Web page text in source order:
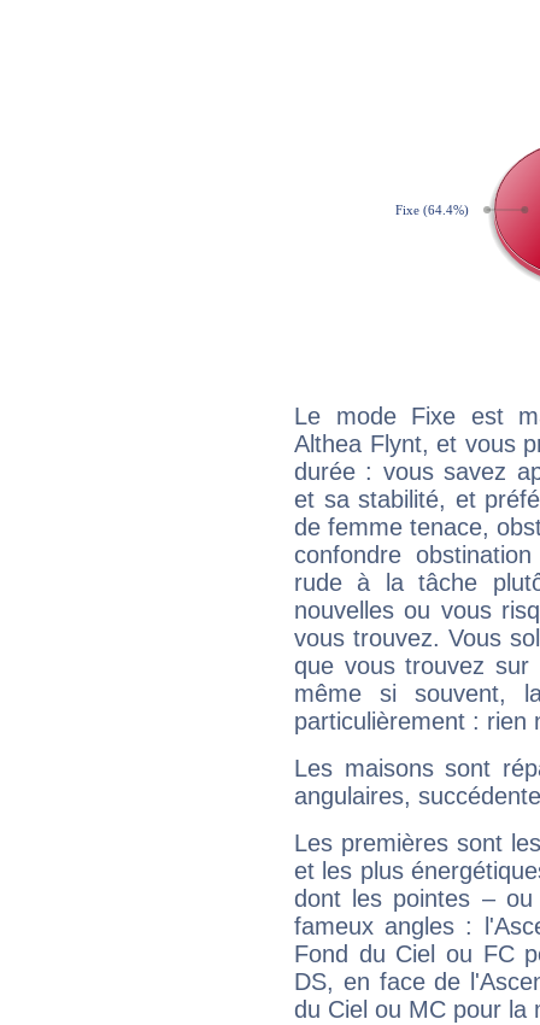
Le mode Fixe est
Althea Flynt, et vous
durée : vous savez
et sa stabilité, et
de femme tenace,
confondre
rude à la tâche
nouvelles ou vous
vous trouvez. Vous
que vous trouvez
même si souvent,
particulièrement : rien
Les maisons sont
angulaires,
Les premières sont
et les plus
dont les pointes –
fameux angles :
Fond du Ciel ou FC
DS, en face de
du Ciel ou MC pour la